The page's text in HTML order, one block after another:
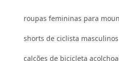
roupas femininas para
shorts de ciclista masculinos
calções de bicicleta